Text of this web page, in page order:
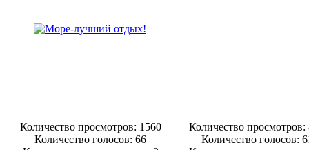
Количество просмотров: 1560
Количество голосов:66
Количество просмотров:
Количество голосов: